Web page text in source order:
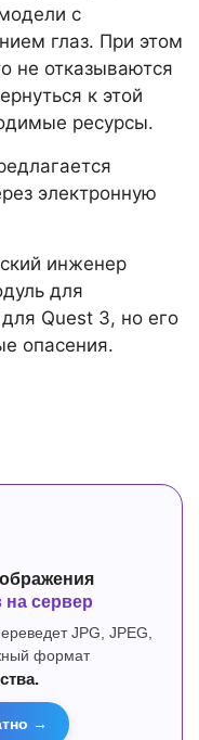
с
глаз. При этом
не отказываются
к этой
ресурсы.
электронную
инженер
для
Quest 3, но его
опасения.
на сервер
JPG, JPEG,
формат
→